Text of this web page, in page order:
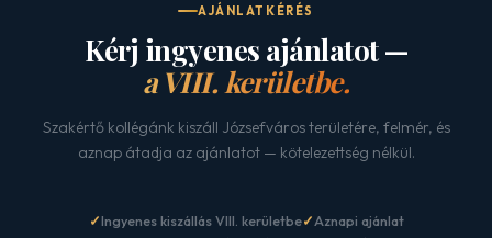
AJÁNLATKÉRÉS
Kérj ingyenes ajánlatot —
a VIII. kerületbe.
Szakértő kollégánk kiszáll Józsefváros területére, felmér, és
aznap átadja az ajánlatot — kötelezettség nélkül.
Ingyenes kiszállás VIII. kerületbe
Aznapi ajánlat